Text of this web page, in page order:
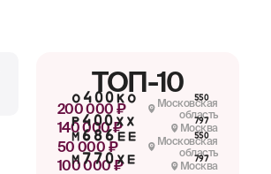
ТОП-10
О400КО 550
200 000 ₽
Московская
область
Р400ХХ 797
140 000 ₽ Москва
М686ЕЕ 550
50 000 ₽
Московская
область
М770ХЕ 797
100 000 ₽ Москва